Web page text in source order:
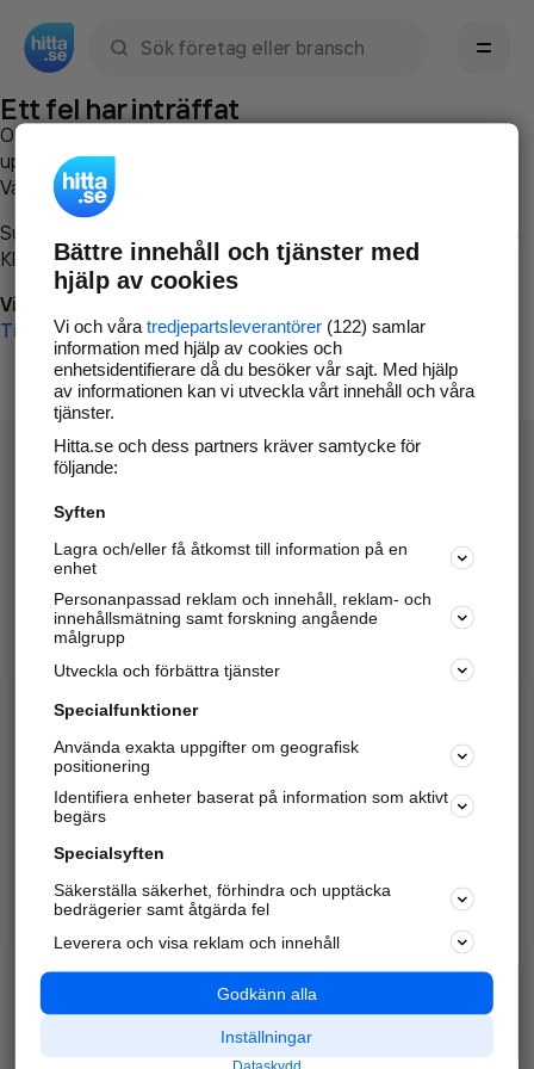
Ett fel har inträffat
Om du vill kan du
uppstod så att vi lättare och snabbare kan avhjälpa det.
Vänligen försök med följande:
Surfa till
Klicka påTillbaka-knappen i webbläsaren och försök igen
Vi beklagar besväret!
Till startsidan
Hitta.se - Gratis nummerupplysning.
Sök företag, personer och platser.
Hitta telefonnummer, adresser, företagsinfo mm.
Marknadsför företaget
Kom igång och annonsera mot
samarbetspartners nära dig.
Alla kategorier
Populära sökningar
API & Kartor
Annonsera
Integritet
Nödnummer
Bättre innehåll och tjänster med
hjälp av cookies
Vi och våra tredjepartsleverantörer(122) samlar
information med hjälp av cookies och
enhetsidentifierare då du besöker vår sajt. Med hjälp
av informationen kan vi utveckla vårt innehåll och våra
tjänster.
Hitta.se och dess partners kräver samtycke för
följande:
Syften
Lagra och/eller få åtkomst till information på en
enhet
Personanpassad reklam och innehåll, reklam- och
innehållsmätning samt forskning angående
målgrupp
Utveckla och förbättra tjänster
Specialfunktioner
Använda exakta uppgifter om geografisk
positionering
Identifiera enheter baserat på information som aktivt
begärs
Specialsyften
Säkerställa säkerhet, förhindra och upptäcka
bedrägerier samt åtgärda fel
Leverera och visa reklam och innehåll
Godkänn alla
Inställningar
Dataskydd